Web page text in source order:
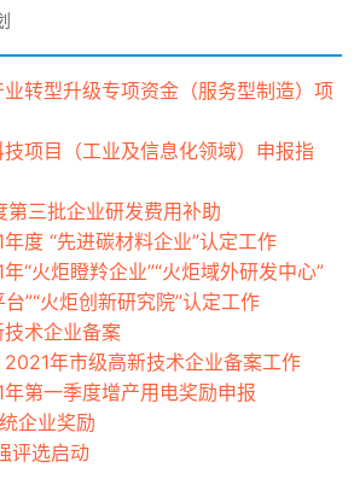
转型升级专项资金（服务型制造）项
项目（工业及信息化领域）申报指
三批企业研发费用补助
度 “先进碳材料企业”认定工作
“火炬瞪羚企业”“火炬域外研发中心”
”“火炬创新研究院”认定工作
术企业备案
年市级高新技术企业备案工作
第一季度增产用电奖励申报
企业奖励
评选启动